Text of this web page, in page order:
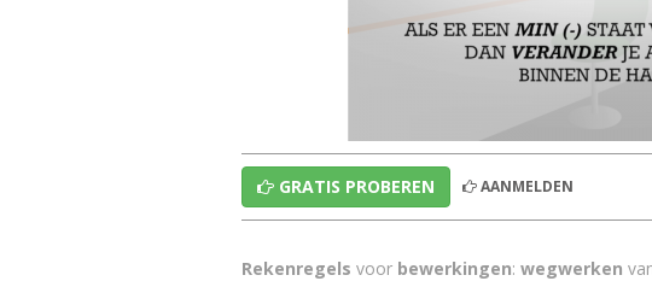
GRATIS PROBEREN AANMELDEN
Rekenregels voor bewerkingen: wegwerken